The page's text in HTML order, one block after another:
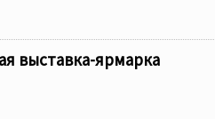
выставка-ярмарка